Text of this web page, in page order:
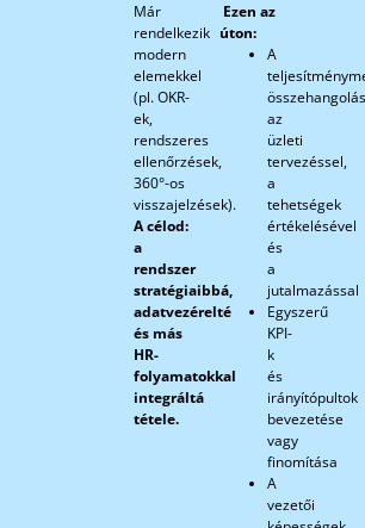
Már
rendelkezik
modern
elemekkel
(pl. OKR-
ek,
rendszeres
ellenőrzések,
360°-os
visszajelzések).
A célod:
a
rendszer
stratégiaibbá,
adatvezérelté
és más
HR-
folyamatokkal
integráltá
tétele.
Ezen az
úton:
A
az
üzleti
tervezéssel,
a
tehetségek
értékelésével
és
a
jutalmazással
Egyszerű
KPI-
k
és
irányítópultok
bevezetése
vagy
finomítása
A
vezetői